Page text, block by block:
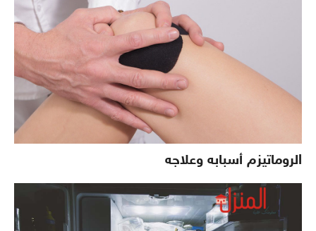
الروماتيزم أسبابه وعلاجه